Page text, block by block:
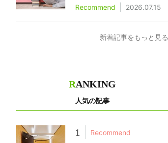
Recommend 2026.07.15
新着記事をもっと見る
RANKING
人気の記事
1 Recommend